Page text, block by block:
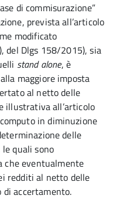
di commisurazione”
prevista all’articolo
modificato
del Dlgs 158/2015), sia
stand alone, è
maggiore imposta
al netto delle
illustrativa all’articolo
in diminuzione
delle
quali sono
che eventualmente
redditi al netto delle
di accertamento.